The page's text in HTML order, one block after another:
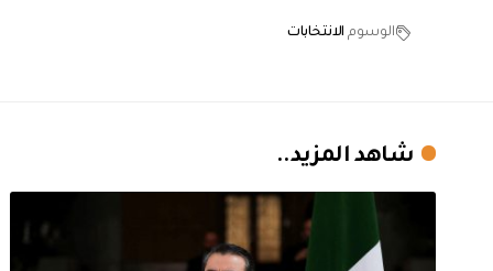
الوسوم الانتخابات
شاهد المزيد..